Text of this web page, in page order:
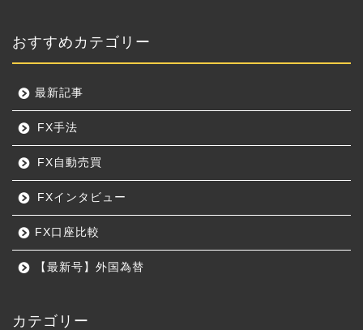
おすすめカテゴリー
最新記事
FX手法
FX自動売買
FXインタビュー
FX口座比較
【最新号】外国為替
カテゴリー